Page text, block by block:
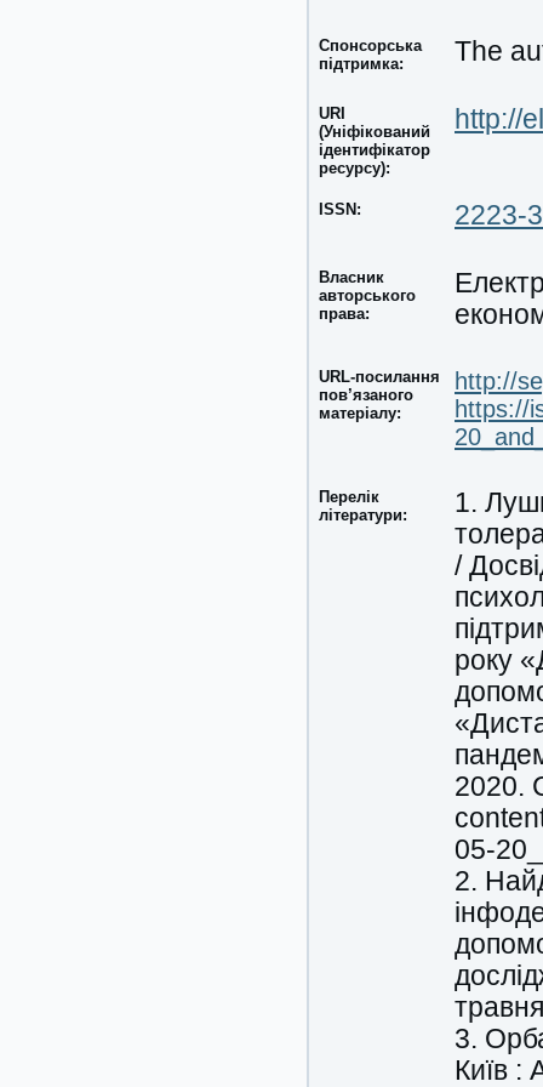
Спонсорська
підтримка:
The
URI
(Уніфікований
ідентифікатор
ресурсу):
http://
ISSN: 2223-
Власник
авторського
права:
URL-посилання
пов’язаного
матеріалу:
http://
https://
Перелік
літератури:
1.
/
року
2020.
05-
2.
3.
Київ :